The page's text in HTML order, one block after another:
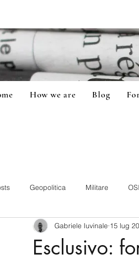
How we are Blog
Geopolitica Militare
CyberSecurity Information Tecnology
Esclusivo:
Gabriele Iuvinale 15 lug